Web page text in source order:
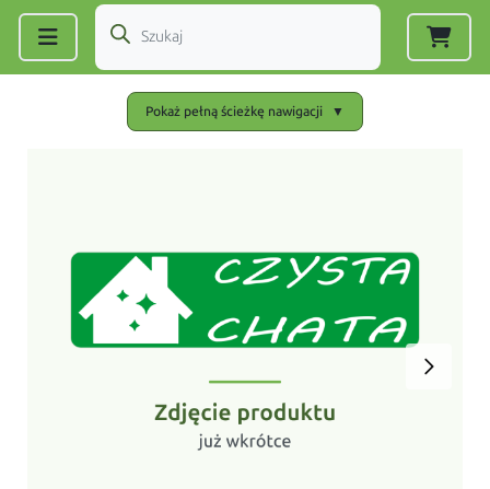
Pokaż pełną ścieżkę nawigacji ▼